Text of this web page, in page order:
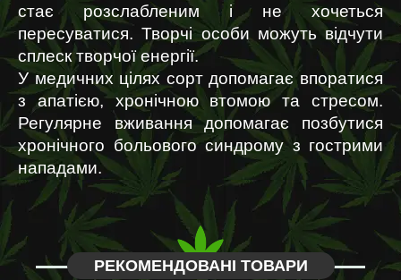
стає розслабленим і не хочеться
пересуватися. Творчі особи можуть відчути
сплеск творчої енергії.
У медичних цілях сорт допомагає впоратися
з апатією, хронічною втомою та стресом.
Регулярне вживання допомагає позбутися
хронічного больового синдрому з гострими
нападами.
РЕКОМЕНДОВАНІ ТОВАРИ